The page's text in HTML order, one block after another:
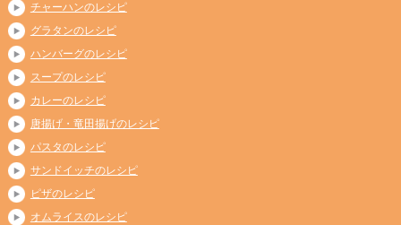
チャーハンのレシピ
グラタンのレシピ
ハンバーグのレシピ
スープのレシピ
カレーのレシピ
唐揚げ・竜田揚げのレシピ
パスタのレシピ
サンドイッチのレシピ
ピザのレシピ
オムライスのレシピ